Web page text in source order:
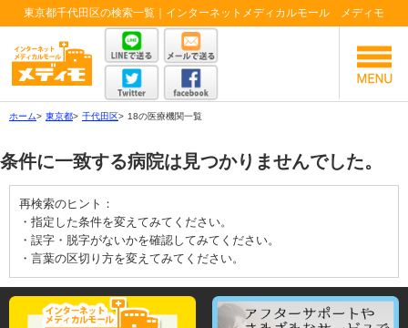
東京都千代田区の検索一覧｜インターネットメディカルモール メディモ
ホーム> 東京都> 千代田区> 18の医療機関一覧
条件に一致する病院は見つかりませんでした。
再検索のヒント：
・指定した条件を変えてみてください。
・誤字・脱字がないかを確認してみてください。
・言葉の区切り方を変えてみてください。